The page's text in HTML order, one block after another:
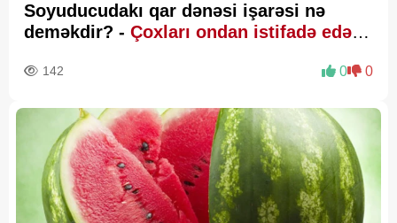
Soyuducudakı qar dənəsi işarəsi nə
deməkdir? - Çoxları ondan istifadə edə
142 0 0